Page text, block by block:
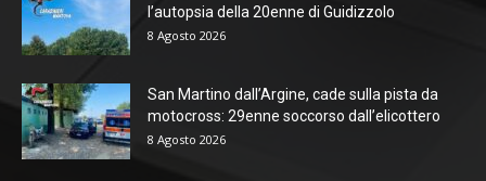
l’autopsia della 20enne di Guidizzolo
8 Agosto 2026
San Martino dall’Argine, cade sulla pista da
motocross: 29enne soccorso dall’elicottero
8 Agosto 2026